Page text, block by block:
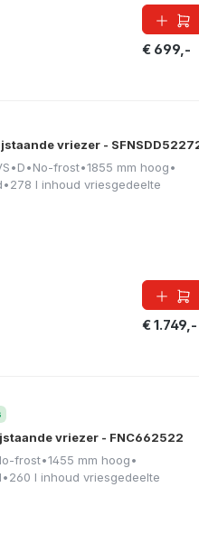
€ 699,-
vriezer -
•D•No-frost•1855 mm hoog•
•278 l inhoud vriesgedeelte
€ 1.749,-
vriezer - FNC662522
frost•1455 mm hoog•
•260 l inhoud vriesgedeelte